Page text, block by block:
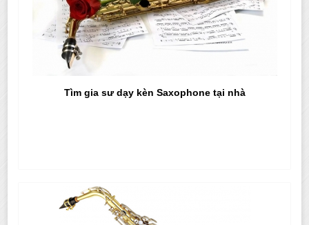
Tìm gia sư dạy kèn Saxophone tại nhà